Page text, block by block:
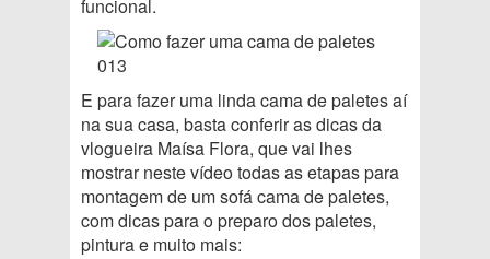
funcional.
E para fazer uma linda cama de paletes aí
na sua casa, basta conferir as dicas da
vlogueira Maísa Flora, que vai lhes
mostrar neste vídeo todas as etapas para
montagem de um sofá cama de paletes,
com dicas para o preparo dos paletes,
pintura e muito mais: